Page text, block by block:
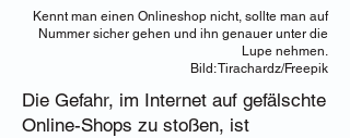
Kennt man einen Onlineshop nicht, sollte man auf
Nummer sicher gehen und ihn genauer unter die
Lupe nehmen.
Bild: Tirachardz/Freepik
Die Gefahr, im Internet auf gefälschte
Online-Shops zu stoßen, ist